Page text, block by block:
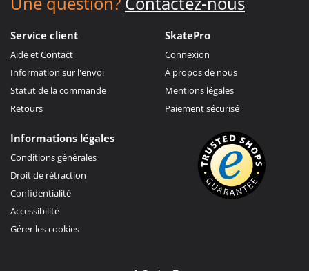
Service client
Aide et Contact
Information sur l'envoi
Statut de la commande
Retours
SkatePro
Connexion
À propos de nous
Mentions légales
Paiement sécurisé
Informations légales
Conditions générales
Droit de rétraction
Confidentialité
Accessibilité
Gérer les cookies